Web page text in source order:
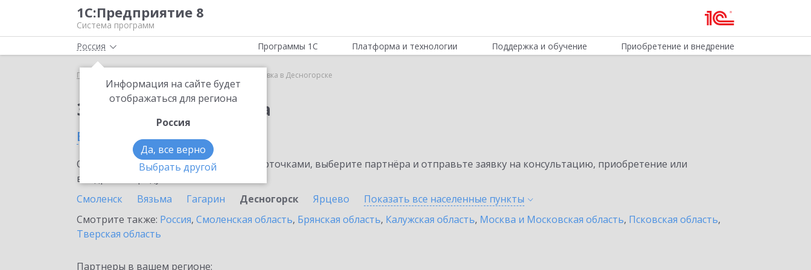
1С:Предприятие 8
Система программ
Россия
Информация на сайте будет
отображаться для региона
Россия
Да, все верно
Выбрать другой
Программы 1С Платформа и технологии Поддержка и обучение Приобретение и внедрение
Главная 1С:Доставка в Десногорске
Заказать 1С:Доставка
в Десногорске
Ознакомьтесь с информационными карточками, выберите партнёра и отправьте заявку на консультацию, приобретение или
внедрение продукта.
Смоленск
Вязьма Гагарин Десногорск Ярцево Показать все населенные пункты
Смотрите также: Россия, Смоленская область, Брянская область, Калужская область, Москва и Московская область, Псковская область,
Тверская область
Партнеры в вашем регионе: